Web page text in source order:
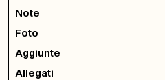
Note
Foto
Aggiunte
Allegati